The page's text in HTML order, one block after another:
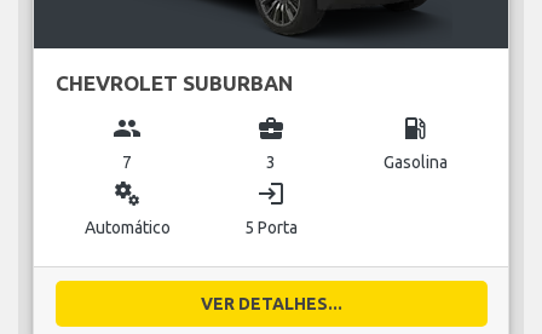
CHEVROLET SUBURBAN
group
7
business_center
3
local_gas_station
Gasolina
miscellaneous_services
Automático
login
5 Porta
VER DETALHES...